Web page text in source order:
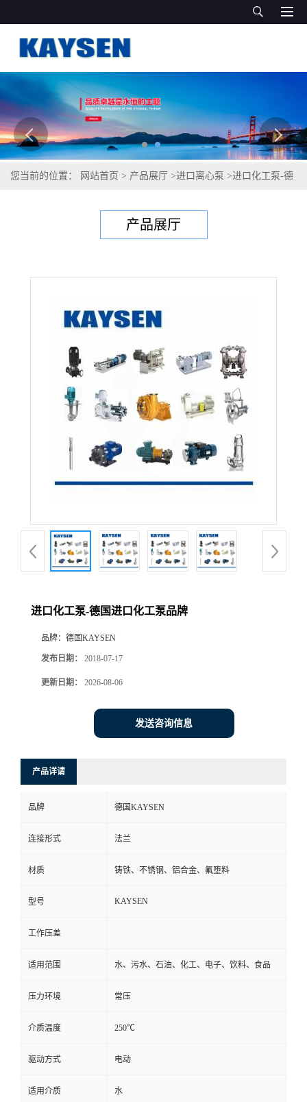
您当前的位置： 网站首页 > 产品展厅 >进口离心泵 >进口化工泵-德
产品展厅
进口化工泵-德国进口化工泵品牌
品牌： 德国KAYSEN
发布日期： 2018-07-17
更新日期： 2026-08-06
发送咨询信息
产品详请
品牌 德国KAYSEN
连接形式 法兰
材质 铸铁、不锈钢、铝合金、氟堕料
型号 KAYSEN
工作压差
适用范围 水、污水、石油、化工、电子、饮料、食品
压力环境 常压
介质温度 250℃
驱动方式 电动
适用介质 水